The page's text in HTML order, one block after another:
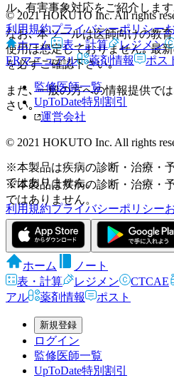
© 2021 HOKUTO Inc. All rights
利用規約プライバシーポリシー
ホーム
表・計算 レジメン
ERマニュアル
薬剤情報 ポス
監修医師一覧
UpToDate特別割引
運営会社
© 2021 HOKUTO Inc. All rights
※本製品は疾病の診断・治療・
ではありません。
利用規約プライバシーポリシー
ル､ 有害事象対応をご紹介します
なお､ 本ツールは医師向けの教
使用は想定しておりません｡ 最
を必ずご確認下さい｡
また､ 一般の方への情報提供で
さい｡
※本製品は疾病の診断・治療・
ではありません。
ホーム
ノート
表・計算
レジメン CTCAE
アル
薬剤情報 ポスト
新規登録
ログイン
監修医師一覧
UpToDate特別割引